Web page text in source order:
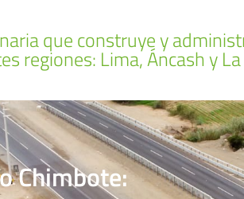
que construye y
regiones: Lima, Áncash y
Chimbote: